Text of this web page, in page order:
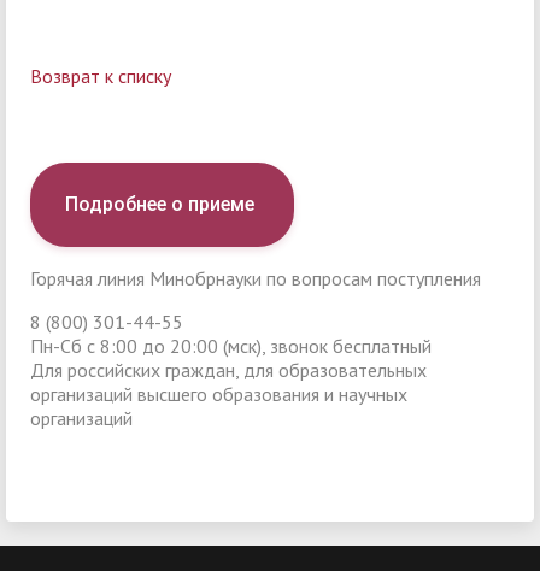
Возврат к списку
Подробнее о приеме
Горячая линия Минобрнауки по вопросам поступления
8 (800) 301-44-55
Пн-Сб с 8:00 до 20:00 (мск), звонок бесплатный
Для российских граждан, для образовательных
организаций высшего образования и научных
организаций